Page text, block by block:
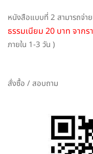
หนังสือแบบที่ 2 สามารถจ่า
ธรรมเนียม 20 บาท จากร
ภายใน 1-3 วัน )
สั่งซื้อ / สอบถาม